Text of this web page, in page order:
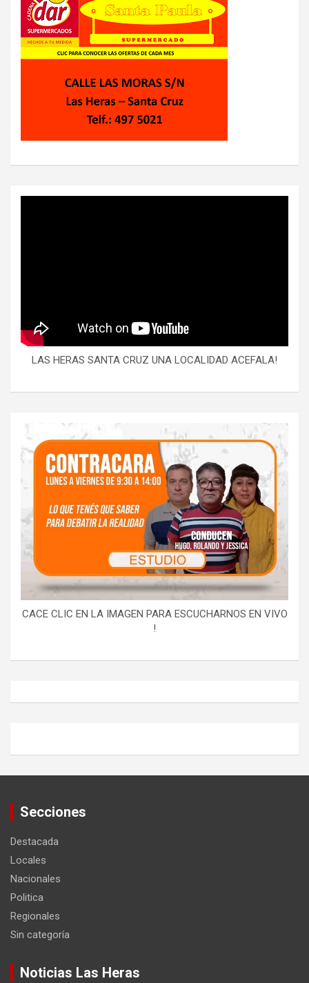
LAS HERAS SANTA CRUZ UNA LOCALIDAD ACEFALA!
CACE CLIC EN LA IMAGEN PARA ESCUCHARNOS EN VIVO
!
Secciones
Destacada
Locales
Nacionales
Politica
Regionales
Sin categoría
Noticias Las Heras